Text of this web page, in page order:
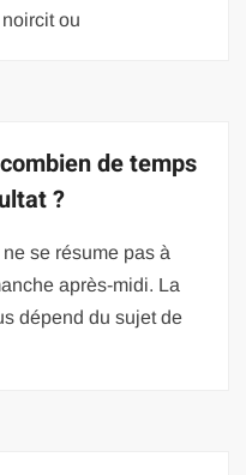
ou
de temps
?
se résume pas à
après-midi. La
dépend du sujet de